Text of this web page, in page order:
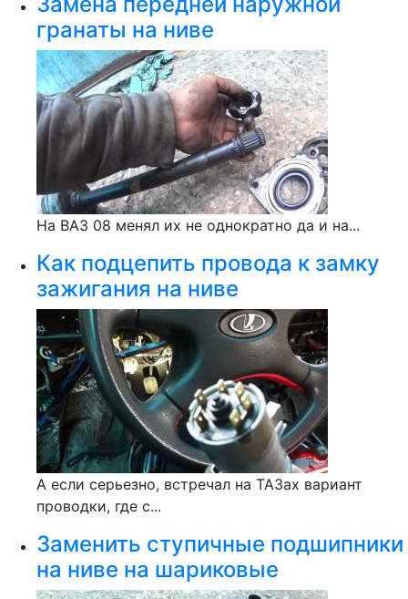
гранаты на ниве
На ВАЗ 08 менял их не однократно да и на...
Как подцепить провода к замку
зажигания на ниве
А если серьезно, встречал на ТАЗах вариант
проводки, где с...
Заменить ступичные подшипники
на ниве на шариковые